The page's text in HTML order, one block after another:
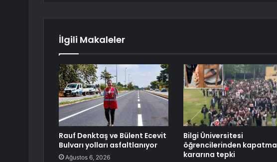
İlgili Makaleler
Rauf Denktaş ve Bülent Ecevit
Bulvarı yolları asfaltlanıyor
Ağustos 6, 2026
Bilgi Üniversitesi
öğrencilerinden kapatma
kararına tepki